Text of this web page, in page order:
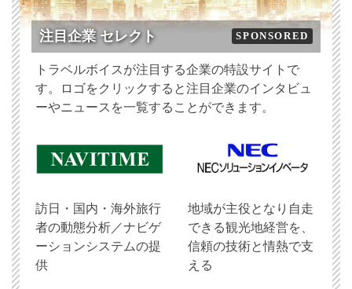
注目企業 セレクト SPONSORED
トラベルボイスが注目する企業の特設サイトで
す。ロゴをクリックすると注目企業のインタビュ
ーやニュースを一覧することができます。
訪日・国内・海外旅行
者の動態分析／ナビゲ
ーションシステムの提
供
地域が主役となり自走
できる観光地経営を、
信頼の技術と情熱で支
える